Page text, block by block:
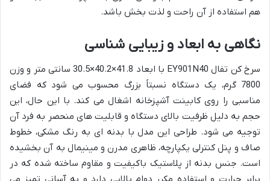
هم استفاده از آن راحت و لذت بخش باشد.
نگاهی به ابعاد و زیبایی شناسی
سرخ کن تفال EY901N40 با ابعاد 41.8×40.2×30.5 سانتی متر و وزن
7800 گرم، یک دستگاه نسبتاً بزرگ محسوب می شود که فضای
مناسبی را روی کابینت آشپزخانه اشغال می کند. با این حال، این
حجم به دلیل ظرفیت بالای دستگاه و قابلیت های منحصر به فرد آن
توجیه می شود. طراحی این مدل با بدنه ای به رنگ مشکی، خطوط
صاف و پنل کنترلی یکپارچه، ظاهری مدرن و مینیمال به آن بخشیده
است. جنس بدنه از پلاستیک باکیفیت و مقاوم ساخته شده که در